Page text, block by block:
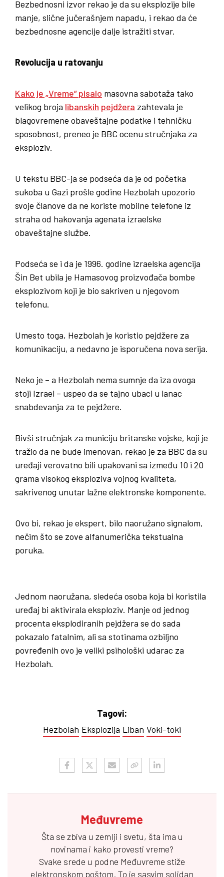
Bezbednosni izvor rekao je da su eksplozije bile
manje, slične jučerašnjem napadu, i rekao da će
bezbednosne agencije dalje istražiti stvar.
Revolucija u ratovanju
Kako je „Vreme“ pisalo masovna sabotaža tako
velikog broja libanskih pejdžera zahtevala je
blagovremene obaveštajne podatke i tehničku
sposobnost, preneo je BBC ocenu stručnjaka za
eksploziv.
U tekstu BBC-ja se podseća da je od početka
sukoba u Gazi prošle godine Hezbolah upozorio
svoje članove da ne koriste mobilne telefone iz
straha od hakovanja agenata izraelske
obaveštajne službe.
Podseća se i da je 1996. godine izraelska agencija
Šin Bet ubila je Hamasovog proizvođača bombe
eksplozivom koji je bio sakriven u njegovom
telefonu.
Umesto toga, Hezbolah je koristio pejdžere za
komunikaciju, a nedavno je isporučena nova serija.
Neko je – a Hezbolah nema sumnje da iza ovoga
stoji Izrael – uspeo da se tajno ubaci u lanac
snabdevanja za te pejdžere.
Bivši stručnjak za municiju britanske vojske, koji je
tražio da ne bude imenovan, rekao je za BBC da su
uređaji verovatno bili upakovani sa između 10 i 20
grama visokog eksploziva vojnog kvaliteta,
sakrivenog unutar lažne elektronske komponente.
Ovo bi, rekao je ekspert, bilo naoružano signalom,
nečim što se zove alfanumerička tekstualna
poruka.
Jednom naoružana, sledeća osoba koja bi koristila
uređaj bi aktivirala eksploziv. Manje od jednog
procenta eksplodiranih pejdžera se do sada
pokazalo fatalnim, ali sa stotinama ozbiljno
povređenih ovo je veliki psihološki udarac za
Hezbolah.
Tagovi:
Hezbolah Eksplozija Liban Voki-toki
Međuvreme
Šta se zbiva u zemlji i svetu, šta ima u
novinama i kako provesti vreme?
Svake srede u podne Međuvreme stiže
elektronskom poštom. To je sasvim solidan